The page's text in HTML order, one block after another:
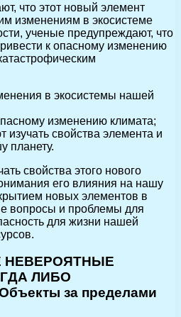
что этот новый элемент
изменениям в экосистеме
ученые предупреждают, что
к опасному изменению
в экосистемы нашей
изменению климата;
свойства элемента и
планету.
свойства этого нового
его влияния на нашу
новых элементов в
вопросы и проблемы для
для жизни нашей
НЕВЕРОЯТНЫЕ
ЛИБО
за пределами